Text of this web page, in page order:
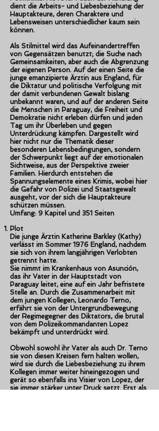
dient die Arbeits- und Liebesbeziehung der
Hauptakteure, deren Charaktere und
Lebensweisen unterschiedlicher kaum sein
können.
Als Stilmittel wird das Aufeinandertreffen
von Gegensätzen benutzt; die Suche nach
Gemeinsamkeiten, aber auch die Abgrenzung
der eigenen Person. Auf der einen Seite die
junge emanzipierte Ärztin aus England, für
die Diktatur und politische Verfolgung mit
der damit verbundenen Gewalt bislang
unbekannt waren, und auf der anderen Seite
die Menschen in Paraguay, die Freiheit und
Demokratie nicht erleben dürfen und jeden
Tag um ihr Überleben und gegen
Unterdrückung kämpfen. Dargestellt wird
hier nicht nur die Thematik dieser
besonderen Lebensbedingungen, sondern
der Schwerpunkt liegt auf der emotionalen
Sichtweise, aus der Perspektive zweier
Familien. Hierdurch entstehen die
Spannungselemente eines Krimis, wobei hier
die Gefahr von Polizei und Staatsgewalt
ausgeht, vor der sich die Hauptakteure
schützen müssen.
Umfang: 9 Kapitel und 351 Seiten
Plot
Die junge Ärztin Katherine Barkley (Kathy)
verlässt im Sommer 1976 England, nachdem
sie sich von ihrem langjährigen Verlobten
getrennt hatte.
Sie nimmt im Krankenhaus von Asunción,
das ihr Vater in der Hauptstadt von
Paraguay leitet, eine auf ein Jahr befristete
Stelle an. Durch die Zusammenarbeit mit
dem jungen Kollegen, Leonardo Terno,
erfährt sie von der Untergrundbewegung
der Regimegegner des Diktators, die brutal
von dem Polizeikommandanten Lopez
bekämpft und unterdrückt wird.
Obwohl sowohl ihr Vater als auch Dr. Terno
sie von diesen Kreisen fern halten wollen,
wird sie durch die Liebesbeziehung zu ihrem
Kollegen immer weiter hineingezogen und
gerät so ebenfalls ins Visier von Lopez, der
sie immer stärker unter Druck setzt. Erst als